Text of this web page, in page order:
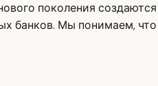
поколения создаются
банков. Мы понимаем, что